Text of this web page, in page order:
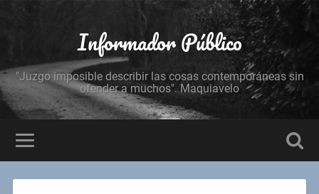
Informador Público
"Juzgo imposible describir las cosas contemporáneas sin
ofender a muchos". Maquiavelo